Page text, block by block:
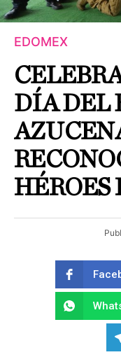
EDOMEX
DÍA DEL
HÉROES